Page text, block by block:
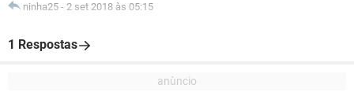
ninha25 - 2 set 2018 às 05:15
1 Respostas